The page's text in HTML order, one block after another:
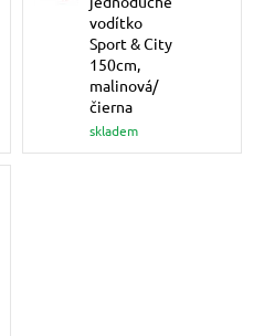
vodítko
Sport & City
150cm,
malinová/
čierna
skladem